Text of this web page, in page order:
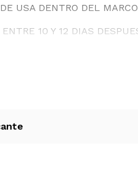
USA DENTRO DEL
10 Y 12 DIAS